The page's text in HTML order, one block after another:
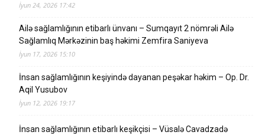
İyun 24, 2026 17:42
Ailə sağlamlığının etibarlı ünvanı – Sumqayıt 2 nömrəli Ailə
Sağlamlıq Mərkəzinin baş həkimi Zemfira Saniyeva
İyun 17, 2026 15:10
İnsan sağlamlığının keşiyində dayanan peşəkar həkim – Op. Dr.
Aqil Yusubov
İyun 12, 2026 19:17
İnsan sağlamlığının etibarlı keşikçisi – Vüsalə Cavadzadə